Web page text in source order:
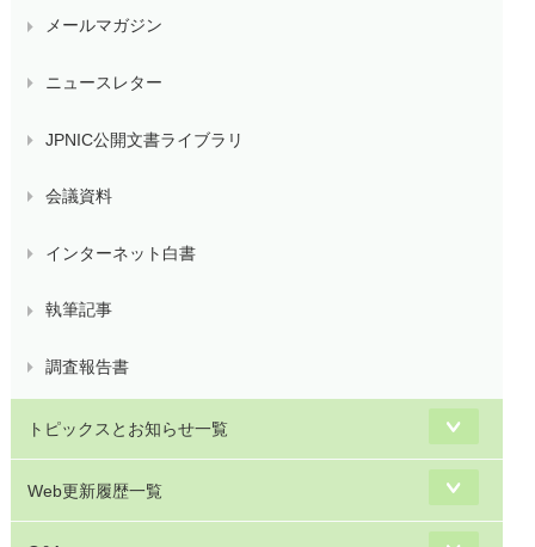
メールマガジン
ニュースレター
JPNIC公開文書ライブラリ
会議資料
インターネット白書
執筆記事
調査報告書
トピックスとお知らせ一覧
Web更新履歴一覧